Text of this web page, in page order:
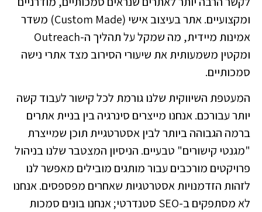
ומקצועיים. אתר בעיצוב אישי (Custom Made) משדר
אמינות מיידית, מה שמקל על תהליך ה-Outreach
ומקטין משמעותית את שיעורי הסירוב מצד אתרי נישה
סמכותיים.
המעטפת השיווקית שלנו גורמת לכל קישור לעבוד קשה
יותר עבורכם. אנחנו מייצרים סינרגיה בין בניית אתרים
ברמה הגבוהה ביותר לבין אסטרטגיית תוכן שמייצרת
"מגנטי קישורים" טבעיים. הניסיון המצטבר שלנו בניהול
פרויקטים מורכבים עבור מותגים מובילים מאפשר לנו
לזהות הזדמנויות אסטרטגיות שאחרים מפספסים. אנחנו
לא מסתפקים ב-SEO סטנדרטי; אנחנו בונים סמכות